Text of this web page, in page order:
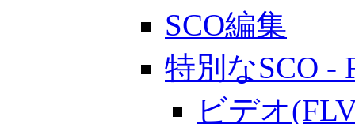
SCO編集
特別なSCO -
ビデオ